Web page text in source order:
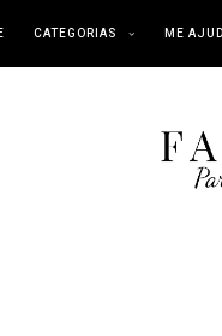
CATEGORIAS ME